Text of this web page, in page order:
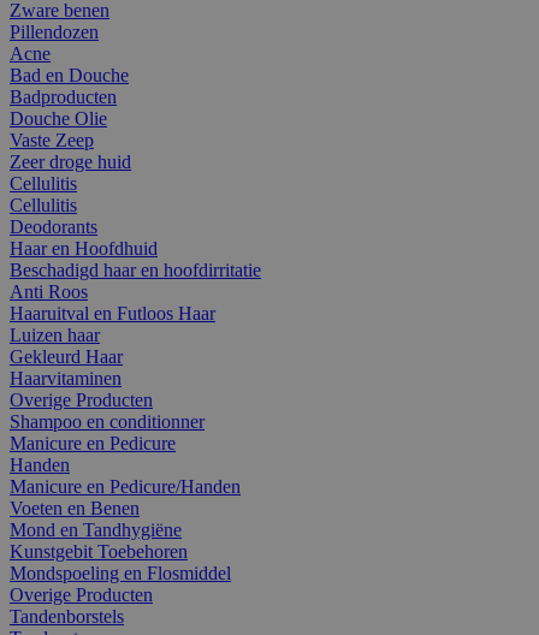
Zware benen
Pillendozen
Acne
Bad en Douche
Badproducten
Douche Olie
Vaste Zeep
Zeer droge huid
Cellulitis
Cellulitis
Deodorants
Haar en Hoofdhuid
Beschadigd haar en hoofdirritatie
Anti Roos
Haaruitval en Futloos Haar
Luizen haar
Gekleurd Haar
Haarvitaminen
Overige Producten
Shampoo en conditionner
Manicure en Pedicure
Handen
Manicure en Pedicure/Handen
Voeten en Benen
Mond en Tandhygiëne
Kunstgebit Toebehoren
Mondspoeling en Flosmiddel
Overige Producten
Tandenborstels